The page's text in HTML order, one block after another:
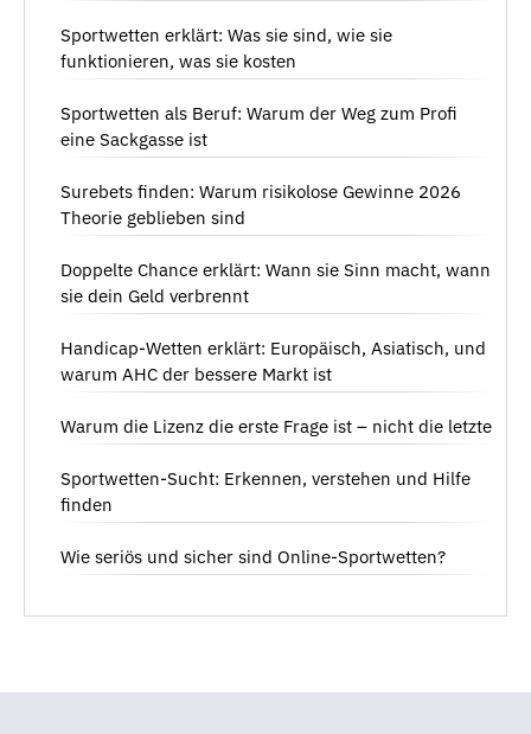
Sportwetten erklärt: Was sie sind, wie sie
funktionieren, was sie kosten
Sportwetten als Beruf: Warum der Weg zum Profi
eine Sackgasse ist
Surebets finden: Warum risikolose Gewinne 2026
Theorie geblieben sind
Doppelte Chance erklärt: Wann sie Sinn macht, wann
sie dein Geld verbrennt
Handicap-Wetten erklärt: Europäisch, Asiatisch, und
warum AHC der bessere Markt ist
Warum die Lizenz die erste Frage ist – nicht die letzte
Sportwetten-Sucht: Erkennen, verstehen und Hilfe
finden
Wie seriös und sicher sind Online-Sportwetten?